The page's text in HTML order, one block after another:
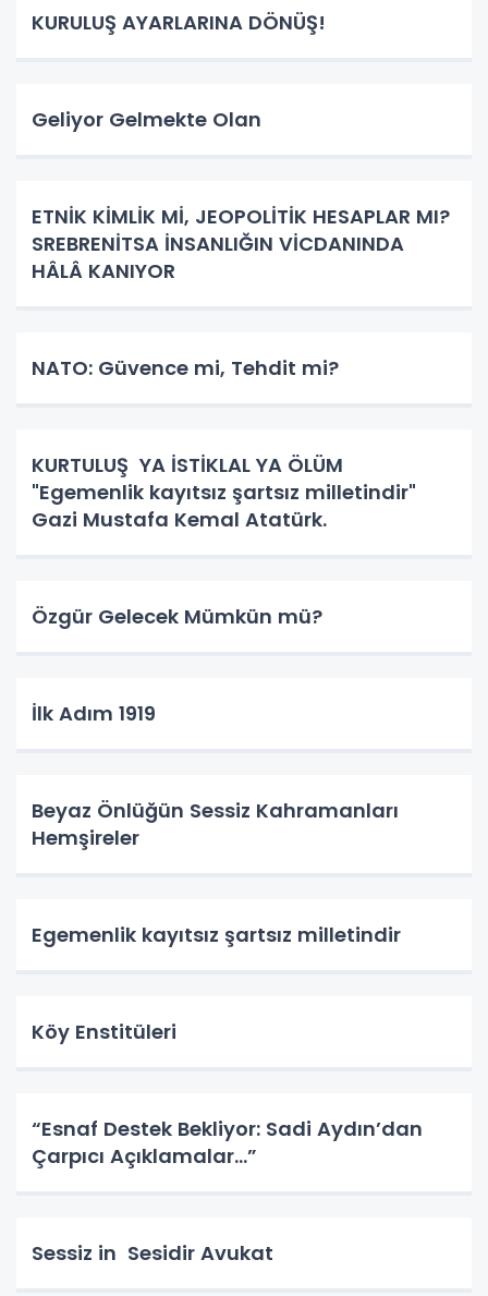
KURULUŞ AYARLARINA DÖNÜŞ!
Geliyor Gelmekte Olan
ETNİK KİMLİK Mİ, JEOPOLİTİK HESAPLAR MI?
SREBRENİTSA İNSANLIĞIN VİCDANINDA
HÂLÂ KANIYOR
NATO: Güvence mi, Tehdit mi?
KURTULUŞ YA İSTİKLAL YA ÖLÜM
"Egemenlik kayıtsız şartsız milletindir"
Gazi Mustafa Kemal Atatürk.
Özgür Gelecek Mümkün mü?
İlk Adım 1919
Beyaz Önlüğün Sessiz Kahramanları
Hemşireler
Egemenlik kayıtsız şartsız milletindir
Köy Enstitüleri
“Esnaf Destek Bekliyor: Sadi Aydın’dan
Çarpıcı Açıklamalar…”
Sessiz in Sesidir Avukat